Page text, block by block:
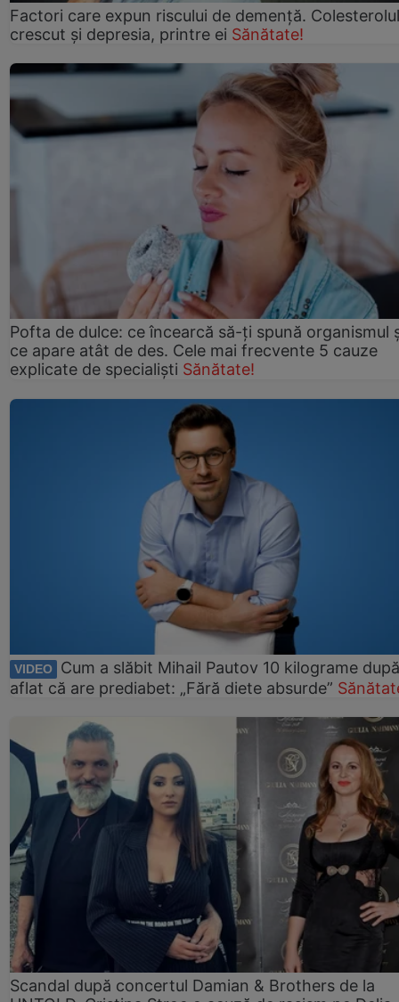
Factori care expun riscului de demență. Colesterolul
crescut şi depresia, printre ei Sănătate!
Pofta de dulce: ce încearcă să-ți spună organismul
ce apare atât de des. Cele mai frecvente 5 cauze
explicate de specialiști Sănătate!
VIDEO
Cum a slăbit Mihail Pautov 10 kilograme
aflat că are prediabet: „Fără diete absurde”
Scandal după concertul Damian & Brothers de la